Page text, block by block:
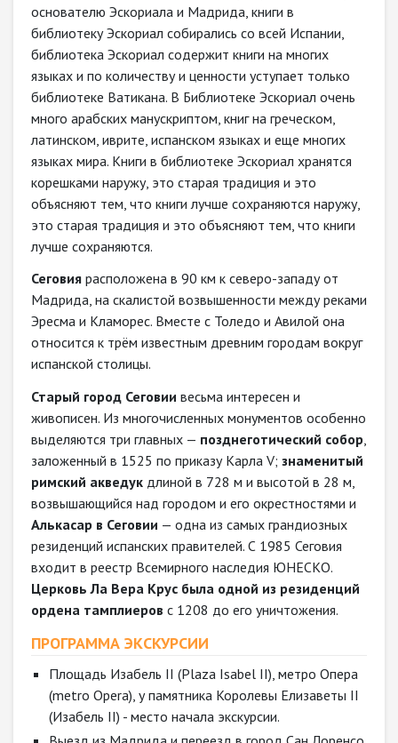
основателю Эскориала и Мадрида, книги в
библиотеку Эскориал собирались со всей Испании,
библиотека Эскориал содержит книги на многих
языках и по количеству и ценности уступает только
библиотеке Ватикана. В Библиотеке Эскориал очень
много арабских манускриптом, книг на греческом,
латинском, иврите, испанском языках и еще многих
языках мира. Книги в библиотеке Эскориал хранятся
корешками наружу, это старая традиция и это
объясняют тем, что книги лучше сохраняются наружу,
это старая традиция и это объясняют тем, что книги
лучше сохраняются.
Сеговия расположена в 90 км к северо-западу от
Мадрида, на скалистой возвышенности между реками
Эресма и Кламорес. Вместе с Толедо и Авилой она
относится к трём известным древним городам вокруг
испанской столицы.
Старый город Сеговии весьма интересен и
живописен. Из многочисленных монументов особенно
выделяются три главных — позднеготический собор,
заложенный в 1525 по приказу Карла V; знаменитый
римский акведук длиной в 728 м и высотой в 28 м,
возвышающийся над городом и его окрестностями и
Алькасар в Сеговии — одна из самых грандиозных
резиденций испанских правителей. С 1985 Сеговия
входит в реестр Всемирного наследия ЮНЕСКО.
Церковь Ла Вера Крус была одной из резиденций
ордена тамплиеров с 1208 до его уничтожения.
ПРОГРАММА ЭКСКУРСИИ
Площадь Изабель II (Plaza Isabel II), метро Опера
(metro Opera), у памятника Королевы Елизаветы II
(Изабель II) - место начала экскурсии.